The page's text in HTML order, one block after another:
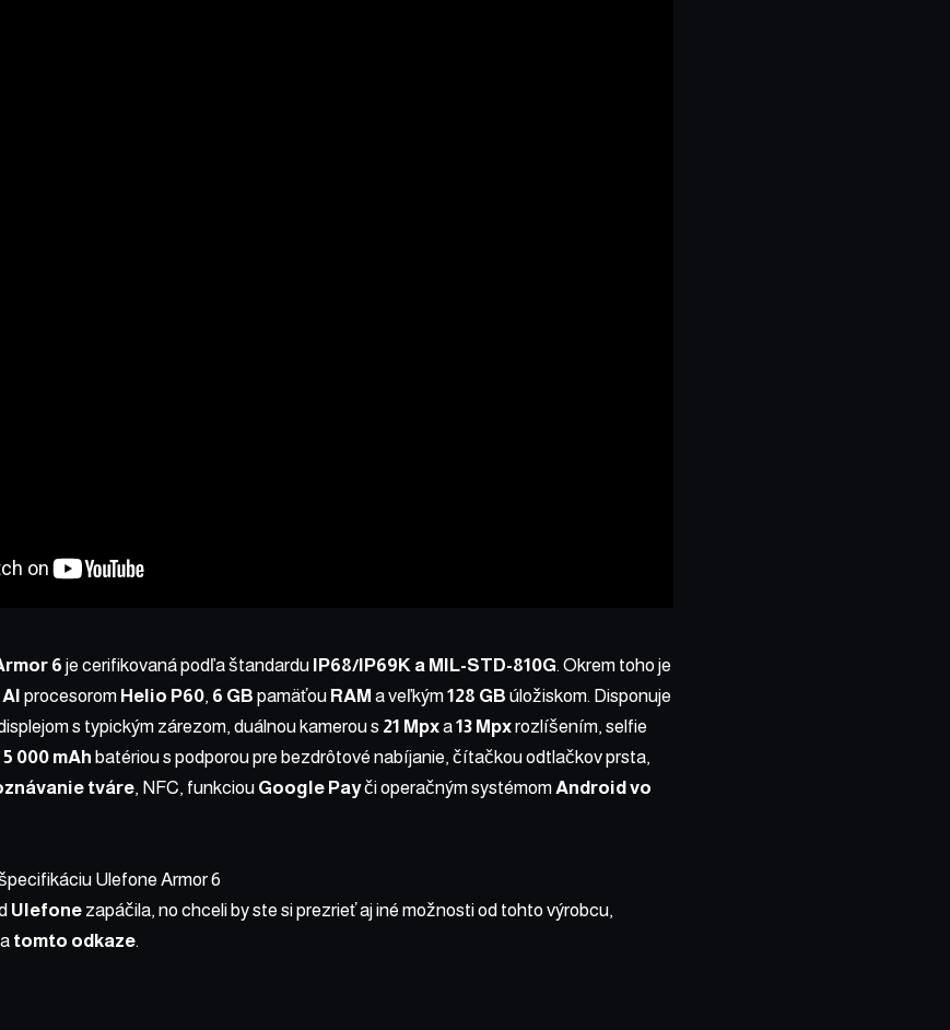
6 je cerifikovaná podľa štandardu IP68/IP69K a MIL-STD-810G. Okrem toho je
AI procesorom Helio P60, 6 GB pamäťou RAM a veľkým128 GB úložiskom. Disponuje
s typickým zárezom, duálnou kamerou s 21 Mpxa13 Mpxrozlíšením, selfie
5 000 mAh batériou s podporou pre bezdrôtové nabíjanie, čítačkou odtlačkov prsta,
tváre, NFC, funkciou Google Payči operačným systémomAndroid vo
Ulefone Armor 6
Ulefone zapáčila, no chceli by ste si prezrieť aj iné možnosti od tohto výrobcu,
tomto odkaze.